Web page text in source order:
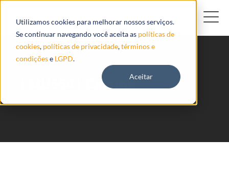
Utilizamos cookies para melhorar nossos serviços.
Se continuar navegando você aceita as políticas de
cookies, políticas de privacidade,términos e
condiçõese LGPD.
Aceitar
LMU5541 Calamp